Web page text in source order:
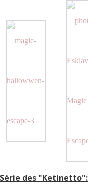
Série des "Ketinetto":